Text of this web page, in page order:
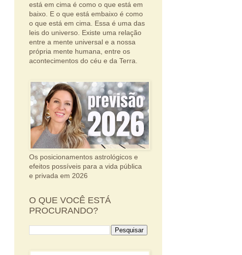
está em cima é como o que está em
baixo. E o que está embaixo é como
o que está em cima. Essa é uma das
leis do universo. Existe uma relação
entre a mente universal e a nossa
própria mente humana, entre os
acontecimentos do céu e da Terra.
Os posicionamentos astrológicos e
efeitos possíveis para a vida pública
e privada em 2026
O QUE VOCÊ ESTÁ
PROCURANDO?